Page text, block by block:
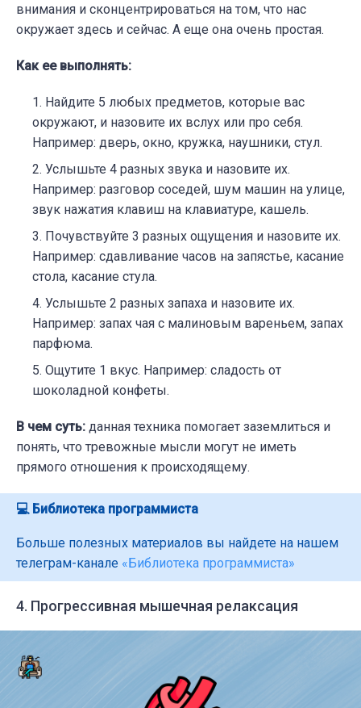
внимания и сконцентрироваться на том, что нас
окружает здесь и сейчас. А еще она очень простая.
Как ее выполнять:
Найдите 5 любых предметов, которые вас
окружают, и назовите их вслух или про себя.
Например: дверь, окно, кружка, наушники, стул.
Услышьте 4 разных звука и назовите их.
Например: разговор соседей, шум машин на улице,
звук нажатия клавиш на клавиатуре, кашель.
Почувствуйте 3 разных ощущения и назовите их.
Например: сдавливание часов на запястье, касание
стола, касание стула.
Услышьте 2 разных запаха и назовите их.
Например: запах чая с малиновым вареньем, запах
парфюма.
Ощутите 1 вкус. Например: сладость от
шоколадной конфеты.
В чем суть: данная техника помогает заземлиться и
понять, что тревожные мысли могут не иметь
прямого отношения к происходящему.
💻 Библиотека программиста
Больше полезных материалов вы найдете на нашем
телеграм-канале «Библиотека программиста»
4. Прогрессивная мышечная релаксация